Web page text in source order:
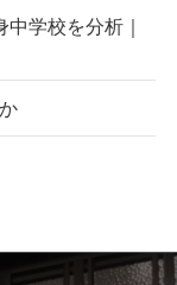
中学校を分析｜